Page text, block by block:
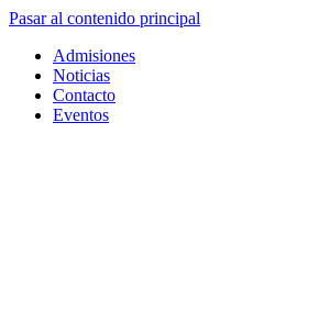
Pasar al contenido principal
Admisiones
Noticias
Contacto
Eventos